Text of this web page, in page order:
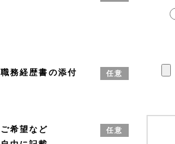
職務経歴書の添付 任意
ご希望など
任意